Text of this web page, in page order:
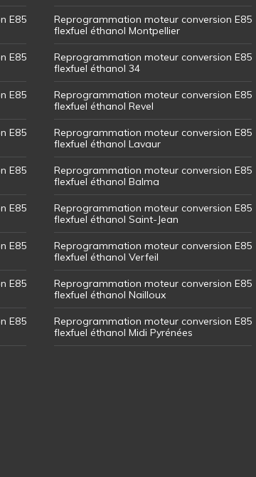
E85
E85
E85
E85
E85
E85
E85
E85
E85
Reprogrammation moteur conversion E85
flexfuel éthanol Montpellier
Reprogrammation moteur conversion E85
flexfuel éthanol 34
Reprogrammation moteur conversion E85
flexfuel éthanol Revel
Reprogrammation moteur conversion E85
flexfuel éthanol Lavaur
Reprogrammation moteur conversion E85
flexfuel éthanol Balma
Reprogrammation moteur conversion E85
flexfuel éthanol Saint-Jean
Reprogrammation moteur conversion E85
flexfuel éthanol Verfeil
Reprogrammation moteur conversion E85
flexfuel éthanol Nailloux
Reprogrammation moteur conversion E85
flexfuel éthanol Midi Pyrénées